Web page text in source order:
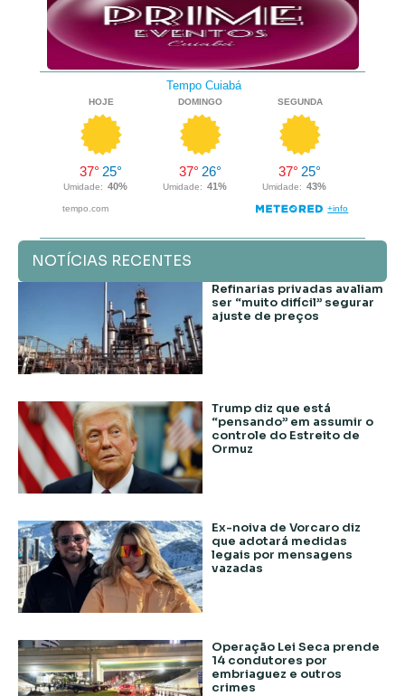
NOTÍCIAS RECENTES
Refinarias privadas avaliam
ser “muito difícil” segurar
ajuste de preços
Trump diz que está
“pensando” em assumir o
controle do Estreito de
Ormuz
Ex-noiva de Vorcaro diz
que adotará medidas
legais por mensagens
vazadas
Operação Lei Seca prende
14 condutores por
embriaguez e outros
crimes